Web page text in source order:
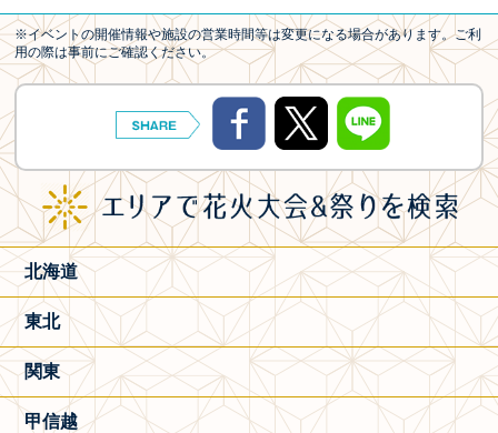
※イベントの開催情報や施設の営業時間等は変更になる場合があります。ご利
用の際は事前にご確認ください。
北海道
東北
関東
甲信越